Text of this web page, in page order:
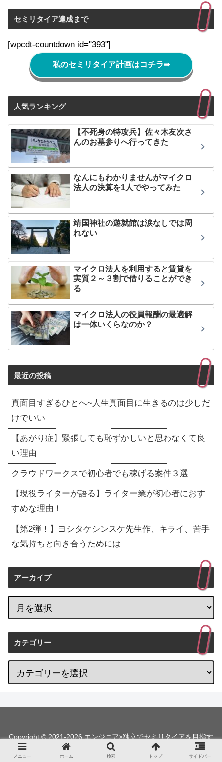
セミリタイア達成まで
[wpcdt-countdown id="393"]
私のセミリタイア計画はコチラ➡
人気ランキング
【不死身の特攻兵】佐々木友次さ
んのお墓参りへ行ってきた
なんにもわかりませんがマイクロ
法人の決算を1人でやってみた
靖国神社の遊就館は涙なしでは周
れない
マイクロ法人を利用すると賃貸を
実質２～３割で借りることができ
る
マイクロ法人の役員報酬の最適解
は一体いくらなのか？
最近の投稿
真面目すぎるひとへ~人生真面目に生きるのは少しだ
けでいい
【あがり症】緊張しても恥ずかしいと思わなくて良
い理由
クラウドワークスで初心者でも稼げる案件３選
【現役ライターが語る】ライター業が初心者におす
すめな理由！
【第2弾！】ヨシタケシンスケ先生作、キライ、苦手
な気持ちと向き合うためには
アーカイブ
カテゴリー
Copyright © 2021-2026 エンジニア×独立でセミリタイアを目指す
All Rights Reserved.
メニュー ホーム 検索 トップ サイドバー